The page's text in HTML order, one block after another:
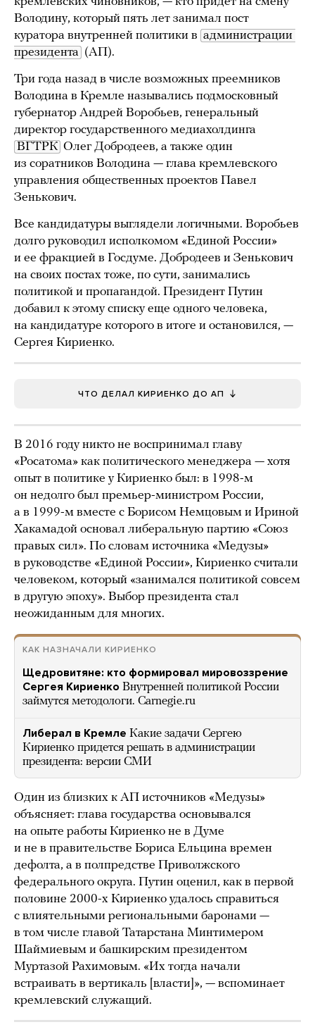
Володину, который пять лет занимал пост
куратора внутренней политики в администрации
президента (АП).
Три года назад в числе возможных преемников
Володина в Кремле назывались подмосковный
губернатор Андрей Воробьев, генеральный
директор государственного медиахолдинга
ВГТРК Олег Добродеев, а также один
из соратников Володина — глава кремлевского
управления общественных проектов Павел
Зенькович.
Все кандидатуры выглядели логичными. Воробьев
долго руководил исполкомом «Единой России»
и ее фракцией в Госдуме. Добродеев и Зенькович
на своих постах тоже, по сути, занимались
политикой и пропагандой. Президент Путин
добавил к этому списку еще одного человека,
на кандидатуре которого в итоге и остановился, —
Сергея Кириенко.
ЧТО ДЕЛАЛ КИРИЕНКО ДО АП
В 2016 году никто не воспринимал главу
«Росатома» как политического менеджера — хотя
опыт в политике у Кириенко был: в 1998-м
он недолго был премьер-министром России,
а в 1999-м вместе с Борисом Немцовым и Ириной
Хакамадой основал либеральную партию «Союз
правых сил». По словам источника «Медузы»
в руководстве «Единой России», Кириенко считали
человеком, который «занимался политикой совсем
в другую эпоху». Выбор президента стал
неожиданным для многих.
КАК НАЗНАЧАЛИ КИРИЕНКО
Щедровитяне: кто формировал мировоззрение
Сергея Кириенко Внутренней политикой России
займутся методологи. Carnegie.ru
Либерал в Кремле Какие задачи Сергею
Кириенко придется решать в администрации
президента: версии СМИ
Один из близких к АП источников «Медузы»
объясняет: глава государства основывался
на опыте работы Кириенко не в Думе
и не в правительстве Бориса Ельцина времен
дефолта, а в полпредстве Приволжского
федерального округа. Путин оценил, как в первой
половине 2000-х Кириенко удалось справиться
с влиятельными региональными баронами —
в том числе главой Татарстана Минтимером
Шаймиевым и башкирским президентом
Муртазой Рахимовым. «Их тогда начали
встраивать в вертикаль [власти]», — вспоминает
кремлевский служащий.